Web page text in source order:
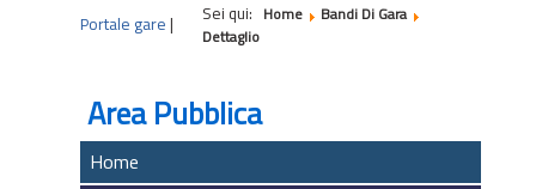
Portale gare | Sei qui: Home
Bandi Di Gara
Dettaglio
Area Pubblica
Home